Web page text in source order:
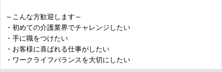
～こんな方歓迎します～
・初めての介護業界でチャレンジしたい
・手に職をつけたい
・お客様に喜ばれる仕事がしたい
・ワークライフバランスを大切にしたい